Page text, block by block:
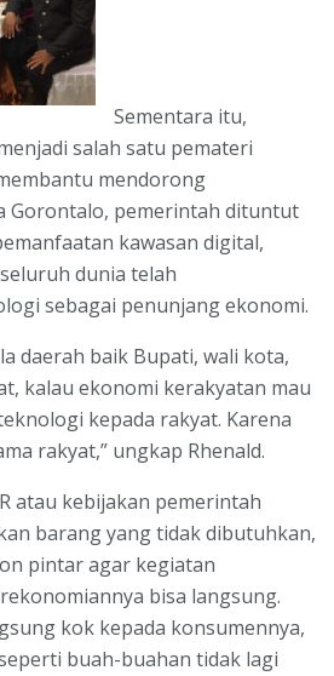
Sementara itu,
salah satu pemateri
mendorong
Gorontalo, pemerintah dituntut
kawasan digital,
dunia telah
sebagai penunjang ekonomi.
daerah baik Bupati, wali kota,
kalau ekonomi kerakyatan mau
kepada rakyat. Karena
rakyat,” ungkap Rhenald.
atau kebijakan pemerintah
barang yang tidak dibutuhkan,
pintar agar kegiatan
bisa langsung.
kok kepada konsumennya,
buah-buahan tidak lagi